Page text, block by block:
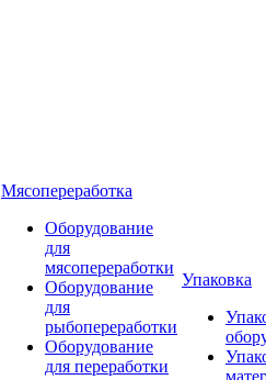
Мясопереработка
Оборудование
для
мясопереработки
Оборудование
для
рыбопереработки
Оборудование
для переработки
Упаковка